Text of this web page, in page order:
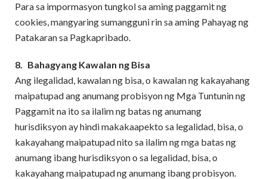
Para sa impormasyon tungkol sa aming paggamit ng
cookies, mangyaring sumangguni rin sa aming Pahayag ng
Patakaran sa Pagkapribado.
8. Bahagyang Kawalan ng Bisa
Ang ilegalidad, kawalan ng bisa, o kawalan ng kakayahang
maipatupad ang anumang probisyon ng Mga Tuntunin ng
Paggamit na ito sa ilalim ng batas ng anumang
hurisdiksyon ay hindi makakaapekto sa legalidad, bisa, o
kakayahang maipatupad nito sa ilalim ng mga batas ng
anumang ibang hurisdiksyon o sa legalidad, bisa, o
kakayahang maipatupad ng anumang ibang probisyon.